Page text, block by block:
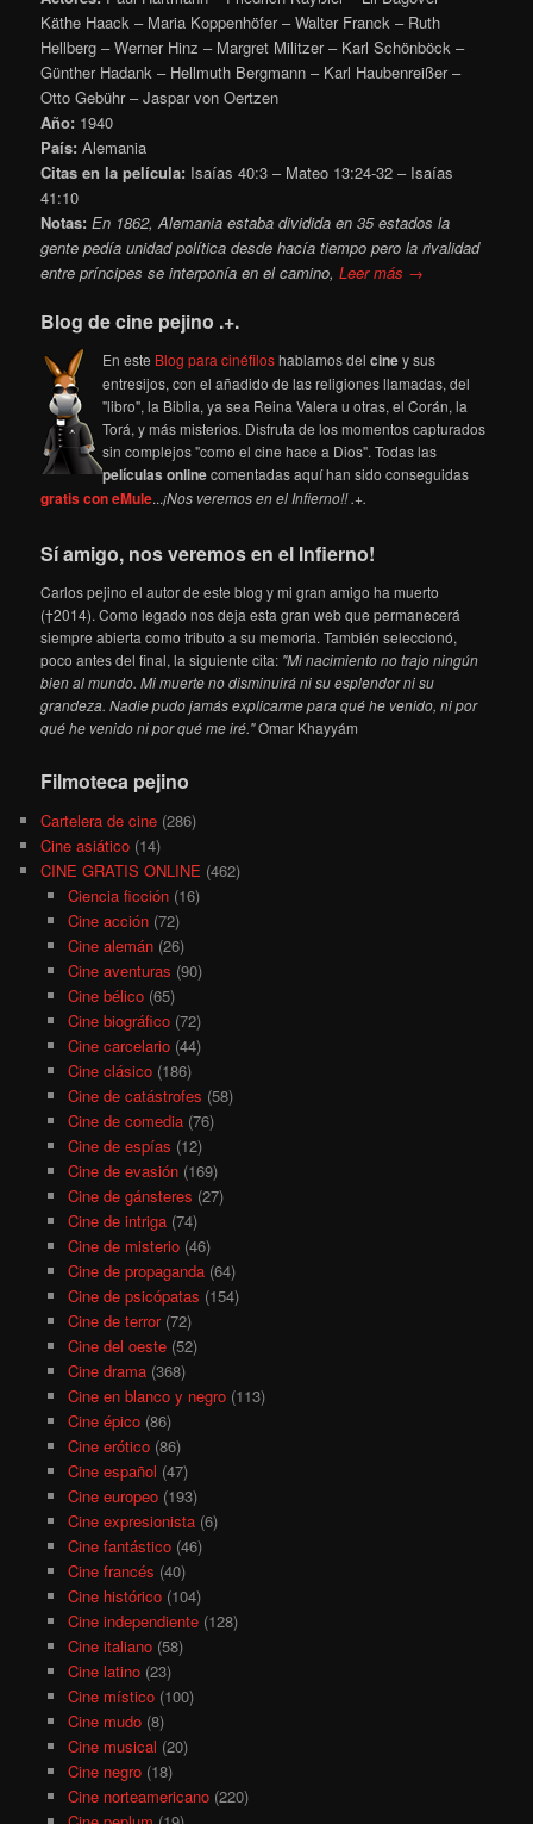
Käthe Haack – Maria Koppenhöfer – Walter Franck – Ruth
Hellberg – Werner Hinz – Margret Militzer – Karl Schönböck –
Günther Hadank – Hellmuth Bergmann – Karl Haubenreißer –
Otto Gebühr – Jaspar von Oertzen
Año: 1940
País: Alemania
Citas en la película: Isaías 40:3 – Mateo 13:24-32 – Isaías
41:10
Notas:En 1862, Alemania estaba dividida en 35 estados la
gente pedía unidad política desde hacía tiempo pero la rivalidad
entre príncipes se interponía en el camino,Leer más →
Blog de cine pejino .+.
En este Blog para cinéfiloshablamos delciney sus
entresijos, con el añadido de las religiones llamadas, del
"libro", la Biblia, ya sea Reina Valera u otras, el Corán, la
Torá, y más misterios. Disfruta de los momentos capturados
sin complejos "como el cine hace a Dios". Todas las
películas onlinecomentadas aquí han sido conseguidas
gratis con eMule...¡Nos veremos en el Infierno!! .+.
Sí amigo, nos veremos en el Infierno!
Carlos pejino el autor de este blog y mi gran amigo ha muerto
(†2014). Como legado nos deja esta gran web que permanecerá
siempre abierta como tributo a su memoria. También seleccionó,
poco antes del final, la siguiente cita: "Mi nacimiento no trajo ningún
bien al mundo. Mi muerte no disminuirá ni su esplendor ni su
grandeza. Nadie pudo jamás explicarme para qué he venido, ni por
qué he venido ni por qué me iré."Omar Khayyám
Filmoteca pejino
Cartelera de cine (286)
Cine asiático (14)
CINE GRATIS ONLINE (462)
Ciencia ficción(16)
Cine acción(72)
Cine alemán(26)
Cine aventuras (90)
Cine bélico(65)
Cine biográfico(72)
Cine carcelario(44)
Cine clásico(186)
Cine de catástrofes (58)
Cine de comedia(76)
Cine de espías (12)
Cine de evasión(169)
Cine de gánsteres (27)
Cine de intriga(74)
Cine de misterio(46)
Cine de propaganda(64)
Cine de psicópatas (154)
Cine de terror(72)
Cine del oeste(52)
Cine drama(368)
Cine en blanco y negro(113)
Cine épico(86)
Cine erótico(86)
Cine español (47)
Cine europeo(193)
Cine expresionista(6)
Cine fantástico(46)
Cine francés (40)
Cine histórico(104)
Cine independiente(128)
Cine italiano(58)
Cine latino(23)
Cine místico(100)
Cine mudo(8)
Cine musical (20)
Cine negro(18)
Cine norteamericano(220)